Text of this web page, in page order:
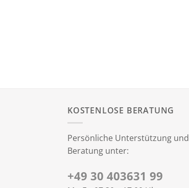
KOSTENLOSE BERATUNG
Persönliche Unterstützung und
Beratung unter:
+49 30 403631 99